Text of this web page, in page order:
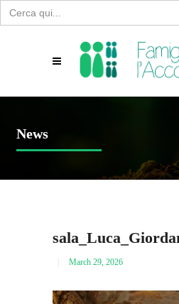
Search
for:
News
March 29, 2026